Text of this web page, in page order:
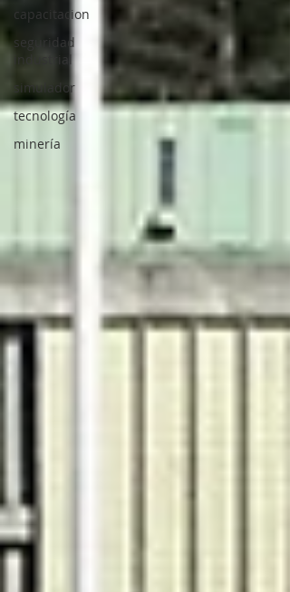
capacitacion
seguridad
industrial
simulador
tecnología
minería